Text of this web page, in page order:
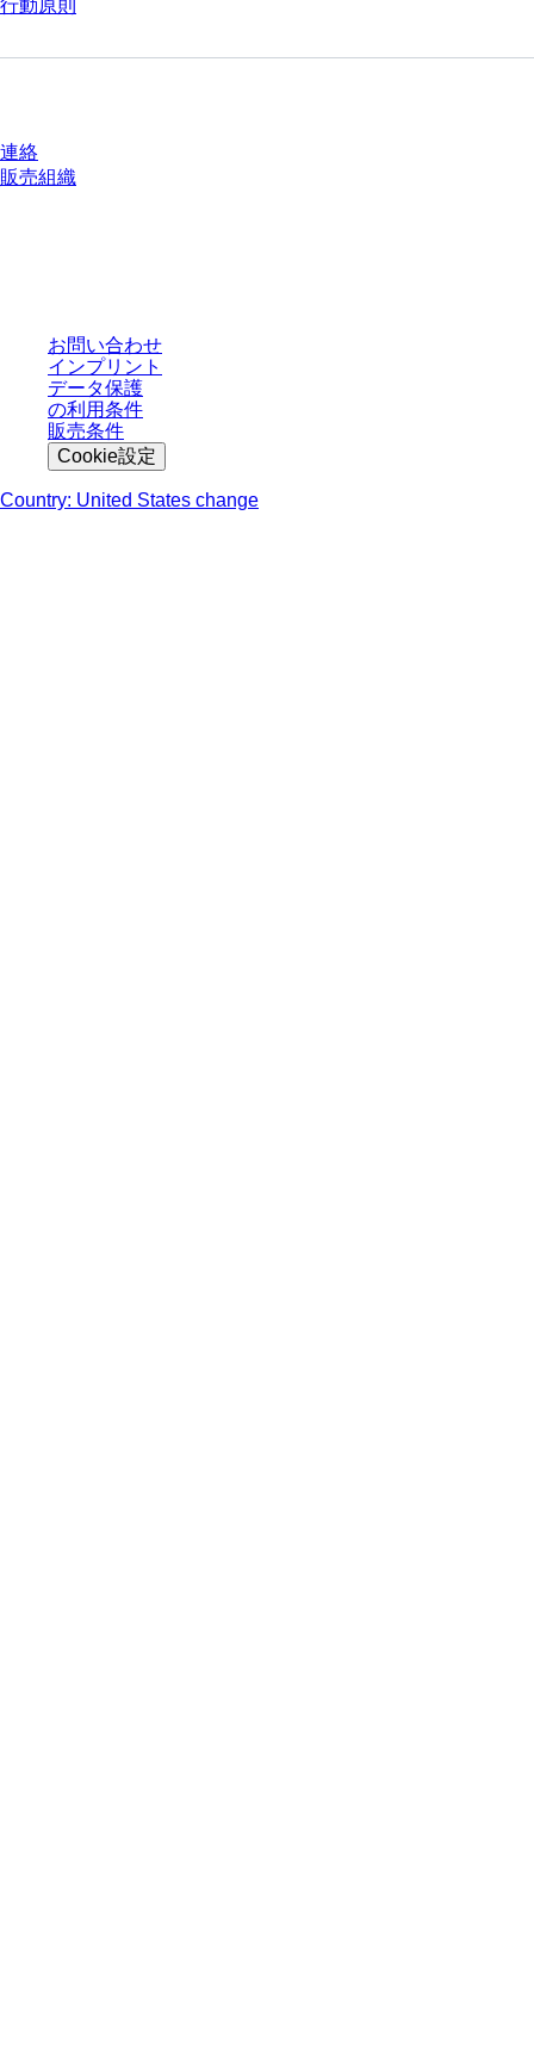
行動原則
連絡
販売組織
お問い合わせ
インプリント
データ保護
の利用条件
販売条件
Cookie設定
Country: United States change